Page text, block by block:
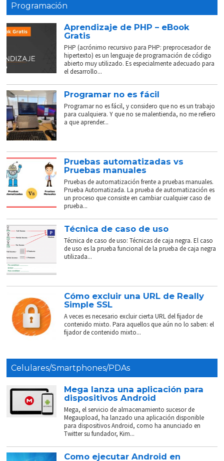
Programación
Aprendizaje de PHP – eBook
Gratis
PHP (acrónimo recursivo para PHP: preprocesador de
hipertexto) es un lenguaje de programación de código
abierto muy utilizado. Es especialmente adecuado para
el desarrollo...
Programar no es fácil
Programar no es fácil, y considero que no es un trabajo
para cualquiera. Y que no se malentienda, no me refiero
a que aprender...
Pruebas automatizadas vs
Pruebas manuales
Pruebas de automatización frente a pruebas manuales.
Prueba Automatizada. La prueba de automatización es
un proceso que consiste en cambiar cualquier caso de
prueba...
Técnica de caso de uso
Técnica de caso de uso: Técnicas de caja negra. El caso
de uso es la prueba funcional de la prueba de caja negra
utilizada...
Cómo excluir una URL de Really
Simple SSL
A veces es necesario excluir cierta URL del fijador de
contenido mixto. Para aquellos que aún no lo saben: el
fijador de contenido mixto...
Celulares/Smartphones/PDAs
Mega lanza una aplicación para
dispositivos Android
Mega, el servicio de almacenamiento sucesor de
Megaupload, ha lanzado una aplicación disponible
para dispositivos Android, como ha anunciado en
Twitter su fundador, Kim...
Como ejecutar Android en